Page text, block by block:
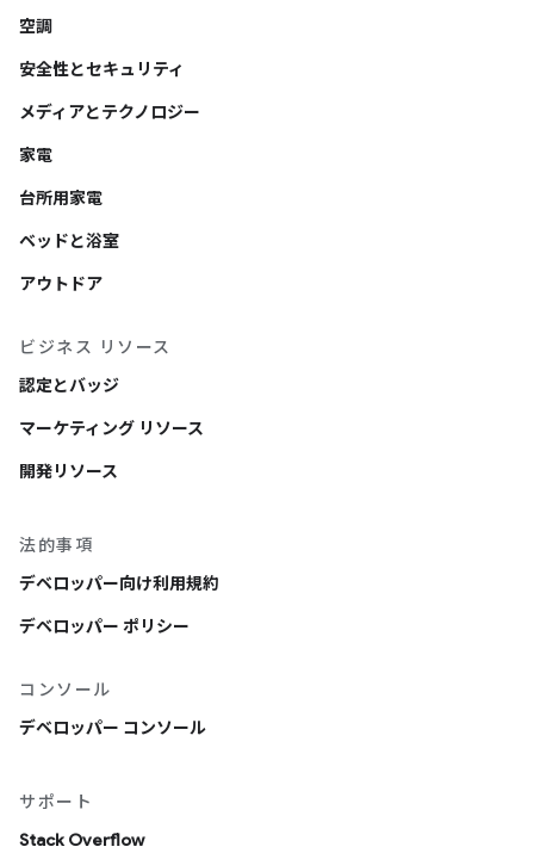
空調
安全性とセキュリティ
メディアとテクノロジー
家電
台所用家電
ベッドと浴室
アウトドア
ビジネス リソース
認定とバッジ
マーケティング リソース
開発リソース
法的事項
デベロッパー向け利用規約
デベロッパー ポリシー
コンソール
デベロッパー コンソール
サポート
Stack Overflow